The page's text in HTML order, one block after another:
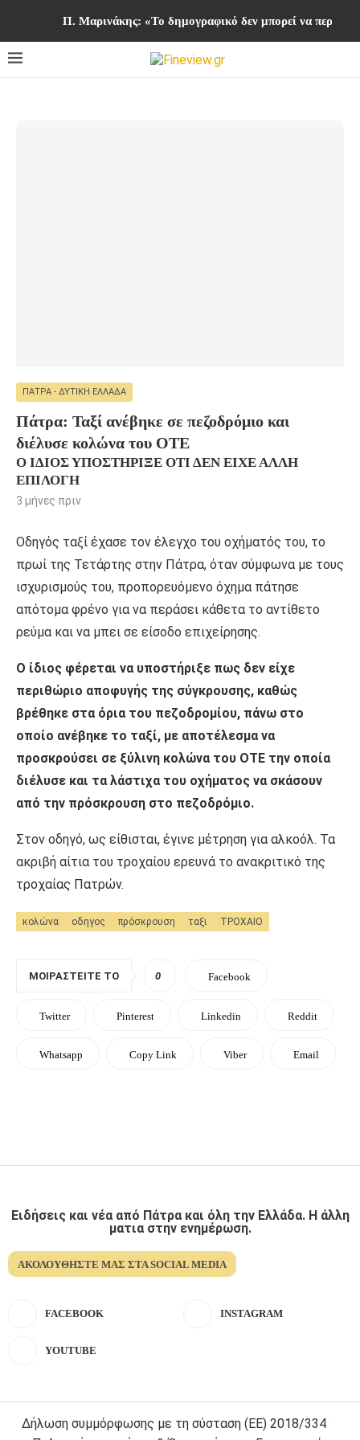
Π. Μαρινάκης: «Το δημογραφικό δεν μπορεί να
ΠΆΤΡΑ - ΔΥΤΙΚΉ ΕΛΛΆΔΑ
Πάτρα: Ταξί ανέβηκε σε πεζοδρόμιο και
διέλυσε κολώνα του ΟΤΕ
Ο ΊΔΙΟΣ ΥΠΟΣΤΉΡΙΞΕ ΌΤΙ ΔΕΝ ΕΊΧΕ ΆΛΛΗ
ΕΠΙΛΟΓΉ
3 μήνες πριν
Οδηγός ταξί έχασε τον έλεγχο του οχήματός του, το
πρωί της Τετάρτης στην Πάτρα, όταν σύμφωνα με τους
ισχυρισμούς του, προπορευόμενο όχημα πάτησε
απότομα φρένο για να περάσει κάθετα το αντίθετο
ρεύμα και να μπει σε είσοδο επιχείρησης.
Ο ίδιος φέρεται να υποστήριξε πως δεν είχε
περιθώριο αποφυγής της σύγκρουσης, καθώς
βρέθηκε στα όρια του πεζοδρομίου, πάνω στο
οποίο ανέβηκε το ταξί, με αποτέλεσμα να
προσκρούσει σε ξύλινη κολώνα του ΟΤΕ την οποία
διέλυσε και τα λάστιχα του οχήματος να σκάσουν
από την πρόσκρουση στο πεζοδρόμιο.
Στον οδηγό, ως είθισται, έγινε μέτρηση για αλκοόλ. Τα
ακριβή αίτια του τροχαίου ερευνά το ανακριτικό της
τροχαίας Πατρών.
κολώνα οδηγος πρόσκρουση ταξι ΤΡΟΧΑΙΟ
ΜΟΙΡΑΣΤΕΊΤΕ ΤΟ 0 Facebook
Twitter Pinterest Linkedin Reddit
Whatsapp Copy Link Viber Email
Ειδήσεις και νέα από Πάτρα και όλη την Ελλάδα. Η άλλη
ματια στην ενημέρωση.
ΑΚΟΛΟΥΘΉΣΤΕ ΜΑΣ ΣΤΑ SOCIAL MEDIA
FACEBOOK INSTAGRAM
YOUTUBE
Δήλωση συμμόρφωσης με τη σύσταση (ΕΕ) 2018/334